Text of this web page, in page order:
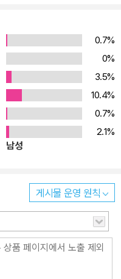
여러 위기를 겪지만 이러한
들 땐 입에 접착테이프를
기 좋아하는 아이들의 마음
들과 힘든 상황에 대처하
할 만한, 오래도록 기억될 캐
집 아줌마, 교통정리 아줌마
각자의 개성대로 지켜봐 준
거나 권위적인 모습으로 루
에 옮기면서 ‘스스로’ 침묵
성공하고 약속한 7시간을
돌아가는 대신 ‘적당히 조
하지만 수업 시간이나 타악
0.7%
0%
3.5%
10.4%
0.7%
2.1%
남성
게시물 운영 원칙